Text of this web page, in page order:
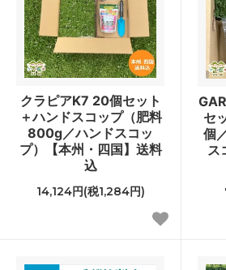
クラピアK7 20個セット
＋ハンドスコップ（肥料
800g／ハンドスコッ
プ）【本州・四国】送料
込
14,124円(税1,284円)
セ
個
ス